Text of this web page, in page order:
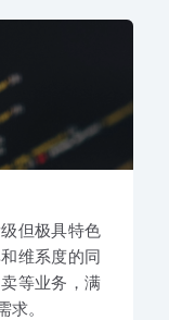
但极具特色
维系度的同
等业务，满
。